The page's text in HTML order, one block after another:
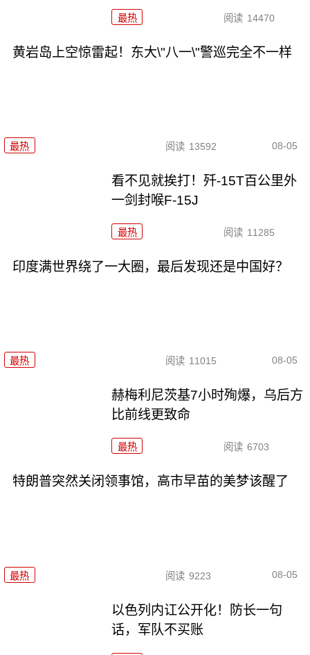
最热 阅读 14470
黄岩岛上空惊雷起！东大\"八一\"警巡完全不一样
最热 阅读 13592 08-05
看不见就挨打！歼-15T百公里外
一剑封喉F-15J
最热 阅读 11285
印度满世界绕了一大圈，最后发现还是中国好？
最热 阅读 11015 08-05
赫梅利尼茨基7小时殉爆，乌后方
比前线更致命
最热 阅读 6703
特朗普突然关闭领事馆，高市早苗的美梦该醒了
最热 阅读 9223 08-05
以色列内讧公开化！防长一句
话，军队不买账